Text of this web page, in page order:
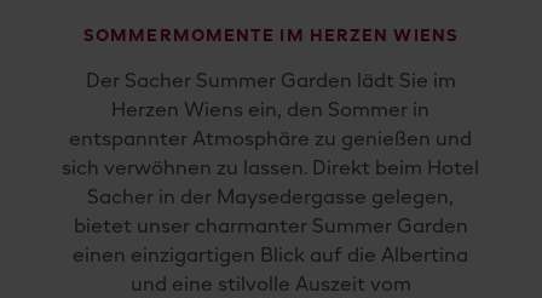
SOMMERMOMENTE IM HERZEN WIENS
Der Sacher Summer Garden lädt Sie im
Herzen Wiens ein, den Sommer in
entspannter Atmosphäre zu genießen und
sich verwöhnen zu lassen. Direkt beim Hotel
Sacher in der Maysedergasse gelegen,
bietet unser charmanter Summer Garden
einen einzigartigen Blick auf die Albertina
und eine stilvolle Auszeit vom